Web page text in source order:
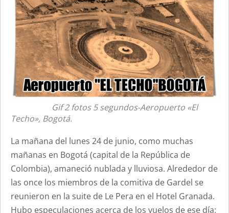
Gif 2 fotos 5 segundos-Aeropuerto «El
Techo», Bogotá.
La mañana del lunes 24 de junio, como muchas
mañanas en Bogotá (capital de la República de
Colombia), amaneció nublada y lluviosa. Alrededor de
las once los miembros de la comitiva de Gardel se
reunieron en la suite de Le Pera en el Hotel Granada.
Hubo especulaciones acerca de los vuelos de ese día: